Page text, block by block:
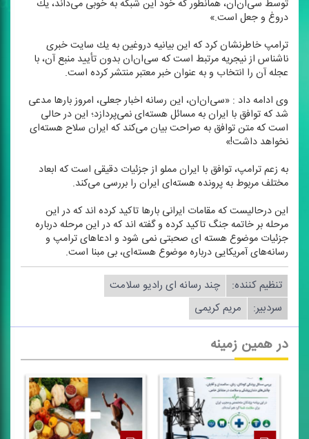
توسط سی‌ان‌ان، همانطور كه خود این شبكه به خوبی می‌داند، یك
دروغ و جعل است.»
ترامپ خاطرنشان كرد كه این بیانیه دروغین به یك سایت خبری
ناشناس از نیجریه مرتبط است كه سی‌ان‌ان بدون تأیید منبع آن، با
عجله آن را انتخاب و به عنوان خبر معتبر منتشر كرده است.
وی ادامه داد : «سی‌ان‌ان، این رسانه اخبار جعلی، امروز بارها مدعی
شد كه توافق با ایران به مسائل هسته‌ای نمی‌پردازد؛ این در حالی
است كه متن توافق به صراحت بیان می‌كند كه ایران سلاح هسته‌ای
نخواهد داشت!»
به زعم ترامپ، توافق با ایران مملو از جزئیات دقیقی است كه ابعاد
مختلف مربوط به پرونده هسته‌ای ایران را بررسی می‌كند.
این درحالیست كه مقامات ایرانی بارها تاكید كرده اند كه در این
مرحله بر خاتمه جنگ تاكید كرده و گفته اند كه در این مرحله درباره
جزئیات موضوع هسته ای صحبتی نمی شود و ادعاهای ترامپ و
رسانه‌های آمریكایی درباره موضوع هسته‌ای، بی مبنا است.
تنظیم كننده:
چند رسانه ای رادیو سلامت
سردبیر:
مریم كریمی
در همین زمینه